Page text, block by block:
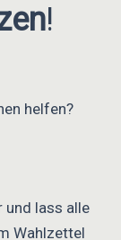
!
helfen?
und lass alle
Wahlzettel